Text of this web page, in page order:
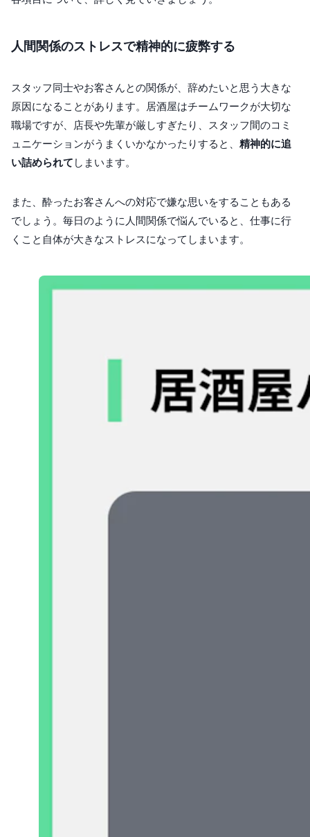
人間関係のストレスで精神的に疲弊する
スタッフ同士やお客さんとの関係が、辞めたいと思う大きな
原因になることがあります。居酒屋はチームワークが大切な
職場ですが、店長や先輩が厳しすぎたり、スタッフ間のコミ
ュニケーションがうまくいかなかったりすると、 精神的に追
い詰められて しまいます。
また、酔ったお客さんへの対応で嫌な思いをすることもある
でしょう。毎日のように人間関係で悩んでいると、仕事に行
くこと自体が大きなストレスになってしまいます。